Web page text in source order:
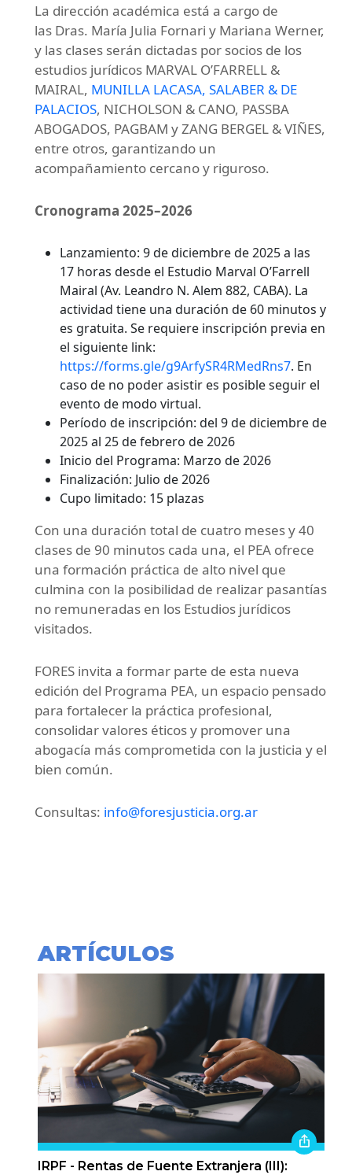
La dirección académica está a cargo de
las Dras. María Julia Fornari y Mariana Werner,
y las clases serán dictadas por socios de los
estudios jurídicos MARVAL O’FARRELL &
MAIRAL, MUNILLA LACASA, SALABER & DE
PALACIOS, NICHOLSON & CANO, PASSBA
ABOGADOS, PAGBAM y ZANG BERGEL & VIÑES,
entre otros, garantizando un
acompañamiento cercano y riguroso.
Cronograma 2025–2026
Lanzamiento: 9 de diciembre de 2025 a las
17 horas desde el Estudio Marval O’Farrell
Mairal (Av. Leandro N. Alem 882, CABA). La
actividad tiene una duración de 60 minutos y
es gratuita. Se requiere inscripción previa en
el siguiente link:
https://forms.gle/g9ArfySR4RMedRns7. En
caso de no poder asistir es posible seguir el
evento de modo virtual.
Período de inscripción: del 9 de diciembre de
2025 al 25 de febrero de 2026
Inicio del Programa: Marzo de 2026
Finalización: Julio de 2026
Cupo limitado: 15 plazas
Con una duración total de cuatro meses y 40
clases de 90 minutos cada una, el PEA ofrece
una formación práctica de alto nivel que
culmina con la posibilidad de realizar pasantías
no remuneradas en los Estudios jurídicos
visitados.
FORES invita a formar parte de esta nueva
edición del Programa PEA, un espacio pensado
para fortalecer la práctica profesional,
consolidar valores éticos y promover una
abogacía más comprometida con la justicia y el
bien común.
Consultas: info@foresjusticia.org.ar
ARTÍCULOS
IRPF - Rentas de Fuente Extranjera (III):